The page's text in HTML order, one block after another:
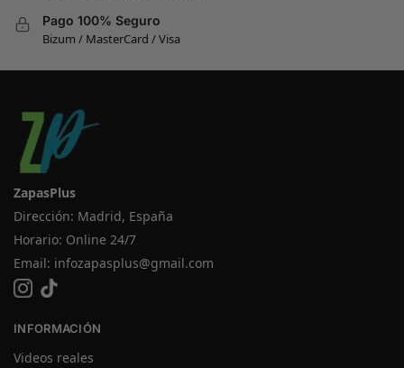
Pago 100% Seguro
Bizum / MasterCard / Visa
ZapasPlus
Dirección: Madrid, España
Horario: Online 24/7
Email: infozapasplus@gmail.com
INFORMACIÓN
Videos reales